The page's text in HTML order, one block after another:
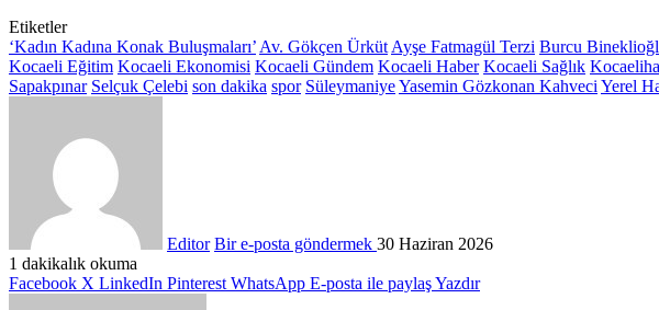
Etiketler
‘Kadın Kadına Konak Buluşmaları’ Av. Gökçen Ürküt Ayşe Fatmagül Terzi Burcu
Kocaeli Eğitim Kocaeli Ekonomisi Kocaeli Gündem Kocaeli Haber Kocaeli Sağlık
Sapakpınar Selçuk Çelebi son dakika spor SüleymaniyeYasemin Gözkonan Kahveci Yerel
Editor Bir e-posta göndermek 30 Haziran 2026
1 dakikalık okuma
Facebook X LinkedIn Pinterest WhatsApp E-posta ile paylaşYazdır